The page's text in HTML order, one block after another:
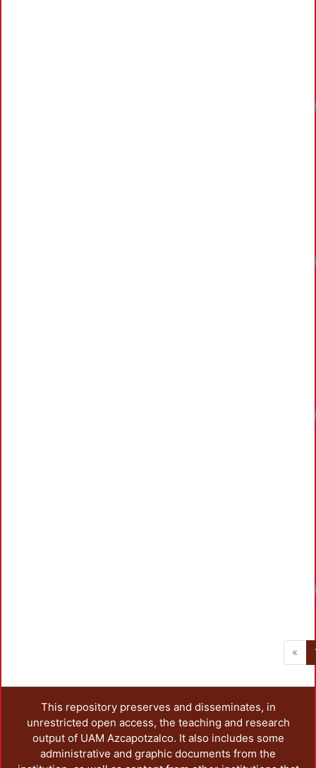
«
This repository preserves and disseminates, in
unrestricted open access, the teaching and research
output of UAM Azcapotzalco. It also includes some
administrative and graphic documents from the